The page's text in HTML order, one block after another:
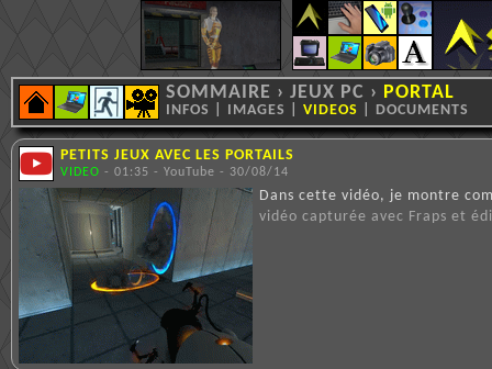
SOMMAIRE › JEUX PC › PORTAL
INFOS IMAGES VIDEOS DOCUMENTS
PETITS JEUX AVEC LES PORTAILS
VIDEO - 01:35 - YouTube - 30/08/14
Dans cette vidéo, je montre
vidéo capturée avec Fraps et